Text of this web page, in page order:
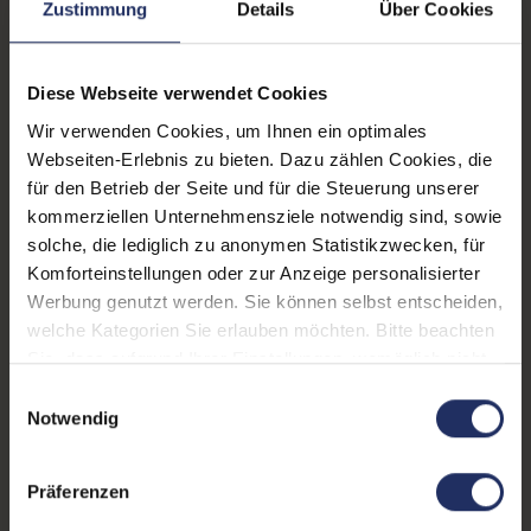
Zustimmung Details Über Cookies
Diese Webseite verwendet Cookies
Wir verwenden Cookies, um Ihnen ein optimales
Webseiten-Erlebnis zu bieten. Dazu zählen Cookies, die
für den Betrieb der Seite und für die Steuerung unserer
kommerziellen Unternehmensziele notwendig sind, sowie
solche, die lediglich zu anonymen Statistikzwecken, für
Komforteinstellungen oder zur Anzeige personalisierter
Werbung genutzt werden. Sie können selbst entscheiden,
welche Kategorien Sie erlauben möchten. Bitte beachten
Sie, dass aufgrund Ihrer Einstellungen, womöglich nicht
Weitere Informationen finden Sie in
Notwendig
Präferenzen
Displaygröße:
14,0 Zoll
Displayauflösung: 1920 x 1080 FHD
Tastaturlayout:
Deutsch (QWERTZ) ohne
Ziffernblock
Onboard-Grafik: Intel® Iris Xe Graphics
Fingerprintreader: Ja
Zustand: Gebraucht
Partnerprogramm: Nein
Datenspeicher:
Intel Core i7 1265U @ 1,8